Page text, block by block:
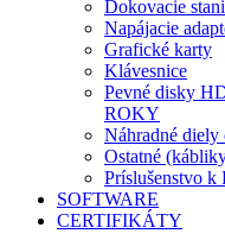
Dokovacie
Napájacie
Grafické karty
Klávesnice
Pevné disky
ROKY
Náhradné diely
Ostatné
Príslušenstvo k
SOFTWARE
CERTIFIKÁTY